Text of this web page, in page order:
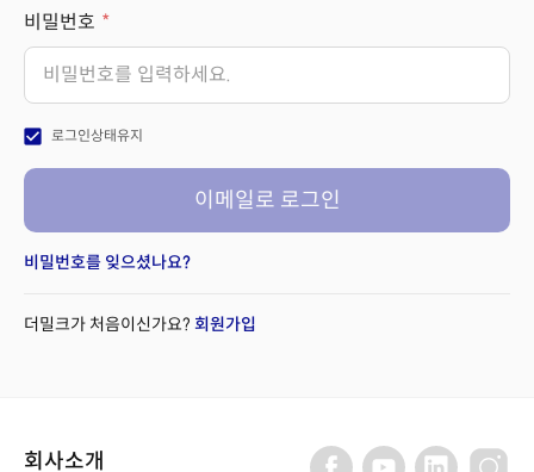
비밀번호
check_box 로그인상태유지
이메일로 로그인
비밀번호를 잊으셨나요?
더밀크가 처음이신가요? 회원가입
회사소개